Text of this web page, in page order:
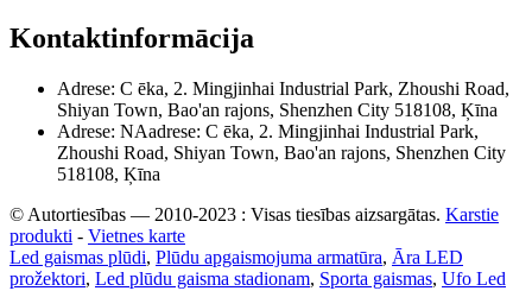
Kontaktinformācija
Adrese: C ēka, 2. Mingjinhai Industrial Park, Zhoushi Road,
Shiyan Town, Bao'an rajons, Shenzhen City 518108, Ķīna
Adrese: NAadrese: C ēka, 2. Mingjinhai Industrial Park,
Zhoushi Road, Shiyan Town, Bao'an rajons, Shenzhen City
518108, Ķīna
© Autortiesības — 2010-2023 : Visas tiesības aizsargātas. Karstie
produkti - Vietnes karte
Led gaismas plūdi, Plūdu apgaismojuma armatūra, Āra LED
prožektori, Led plūdu gaisma stadionam, Sporta gaismas, Ufo Led